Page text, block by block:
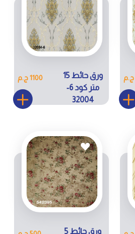
ورق حائط 15
متر كود 6-
32004
1100 ج.م
ورق حائط 5